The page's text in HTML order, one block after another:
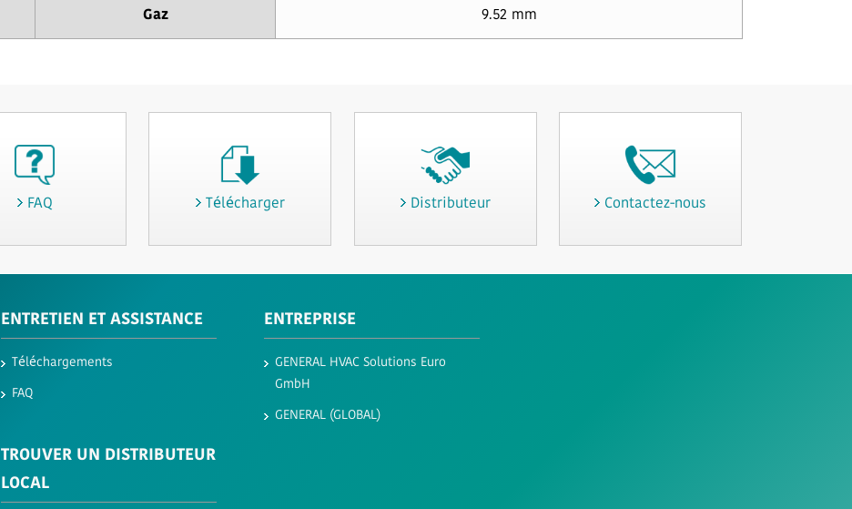
Gaz 9.52 mm
FAQ Télécharger Distributeur Contactez-nous
ENTRETIEN ET ASSISTANCE
Téléchargements
FAQ
TROUVER UN DISTRIBUTEUR
LOCAL
ENTREPRISE
GENERAL HVAC Solutions Euro
GmbH​
GENERAL (GLOBAL)